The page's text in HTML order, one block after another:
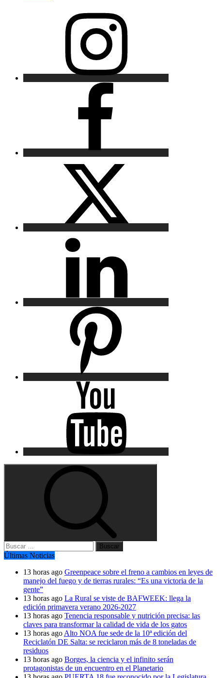
Buscar:
Últimas Noticias
13 horas ago Greenpeace sobre el freno a cambios en leyes de
manejo del fuego y de tierras rurales: “Es una victoria de la
gente”
13 horas ago La Rural se viste de BAFWEEK: llega la
edición primavera verano 2026-2027
13 horas ago Tenencia responsable y nutrición precisa: las
claves para transformar la calidad de vida de los gatos
13 horas ago Alto NOA fue sede de la 10ª edición del
Reciclatón DE Salta: se reciclaron más de 8 toneladas de
residuos
13 horas ago Borges, la ciencia y el infinito serán
protagonistas de un encuentro en el Planetario